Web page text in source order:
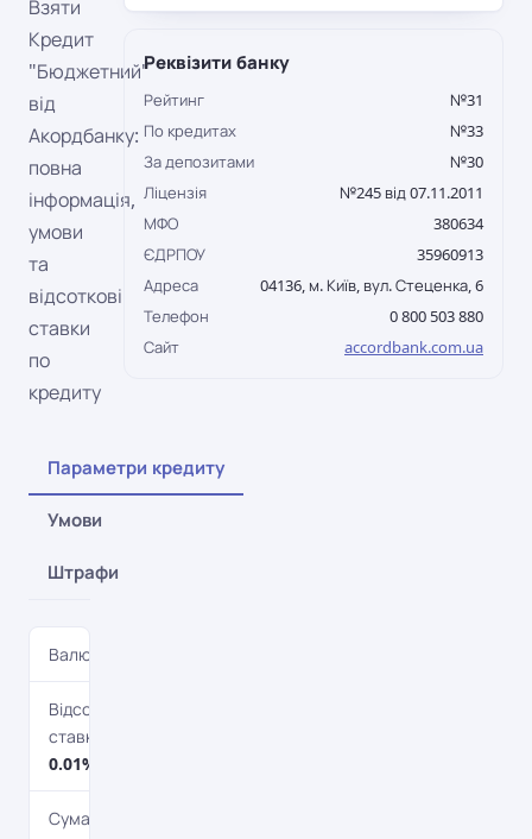
Взяти
Кредит
"Бюджетний"
від
Акордбанку:
повна
інформація,
умови
та
відсоткові
ставки
по
кредиту
Параметри кредиту
Умови
Штрафи
Валюта
Відсоткова
ставка
0.01%
Сума кредиту
Реквізити банку
Рейтинг
№31
По кредитах
№33
За депозитами
№30
Ліцензія
№245 від 07.11.2011
МФО
380634
ЄДРПОУ
35960913
Адреса
04136, м. Київ, вул. Стеценка, 6
Телефон
0 800 503 880
Сайт
accordbank.com.ua